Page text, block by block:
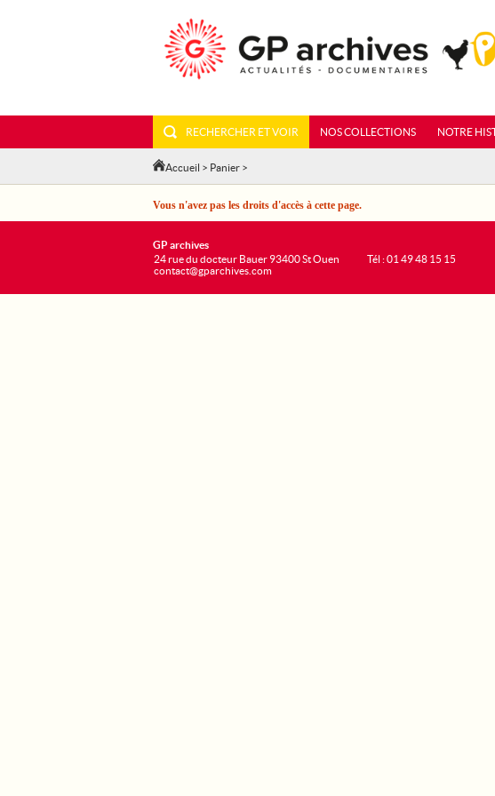
RECHERCHER ET VOIR NOS COLLECTIONS NOTRE
Accueil > Panier >
Vous n'avez pas les droits d'accès à cette page.
GP archives
24 rue du docteur Bauer 93400 St Ouen
contact@gparchives.com
Tél : 01 49 48 15 15